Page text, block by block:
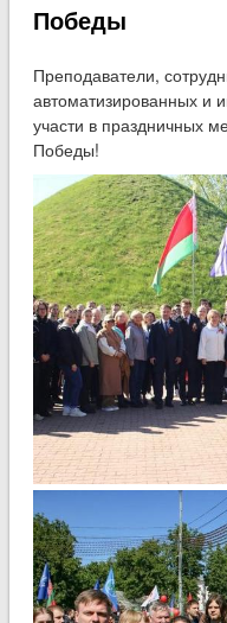
Победы
Преподаватели,
автоматизированных и
участи в праздничных
Победы!